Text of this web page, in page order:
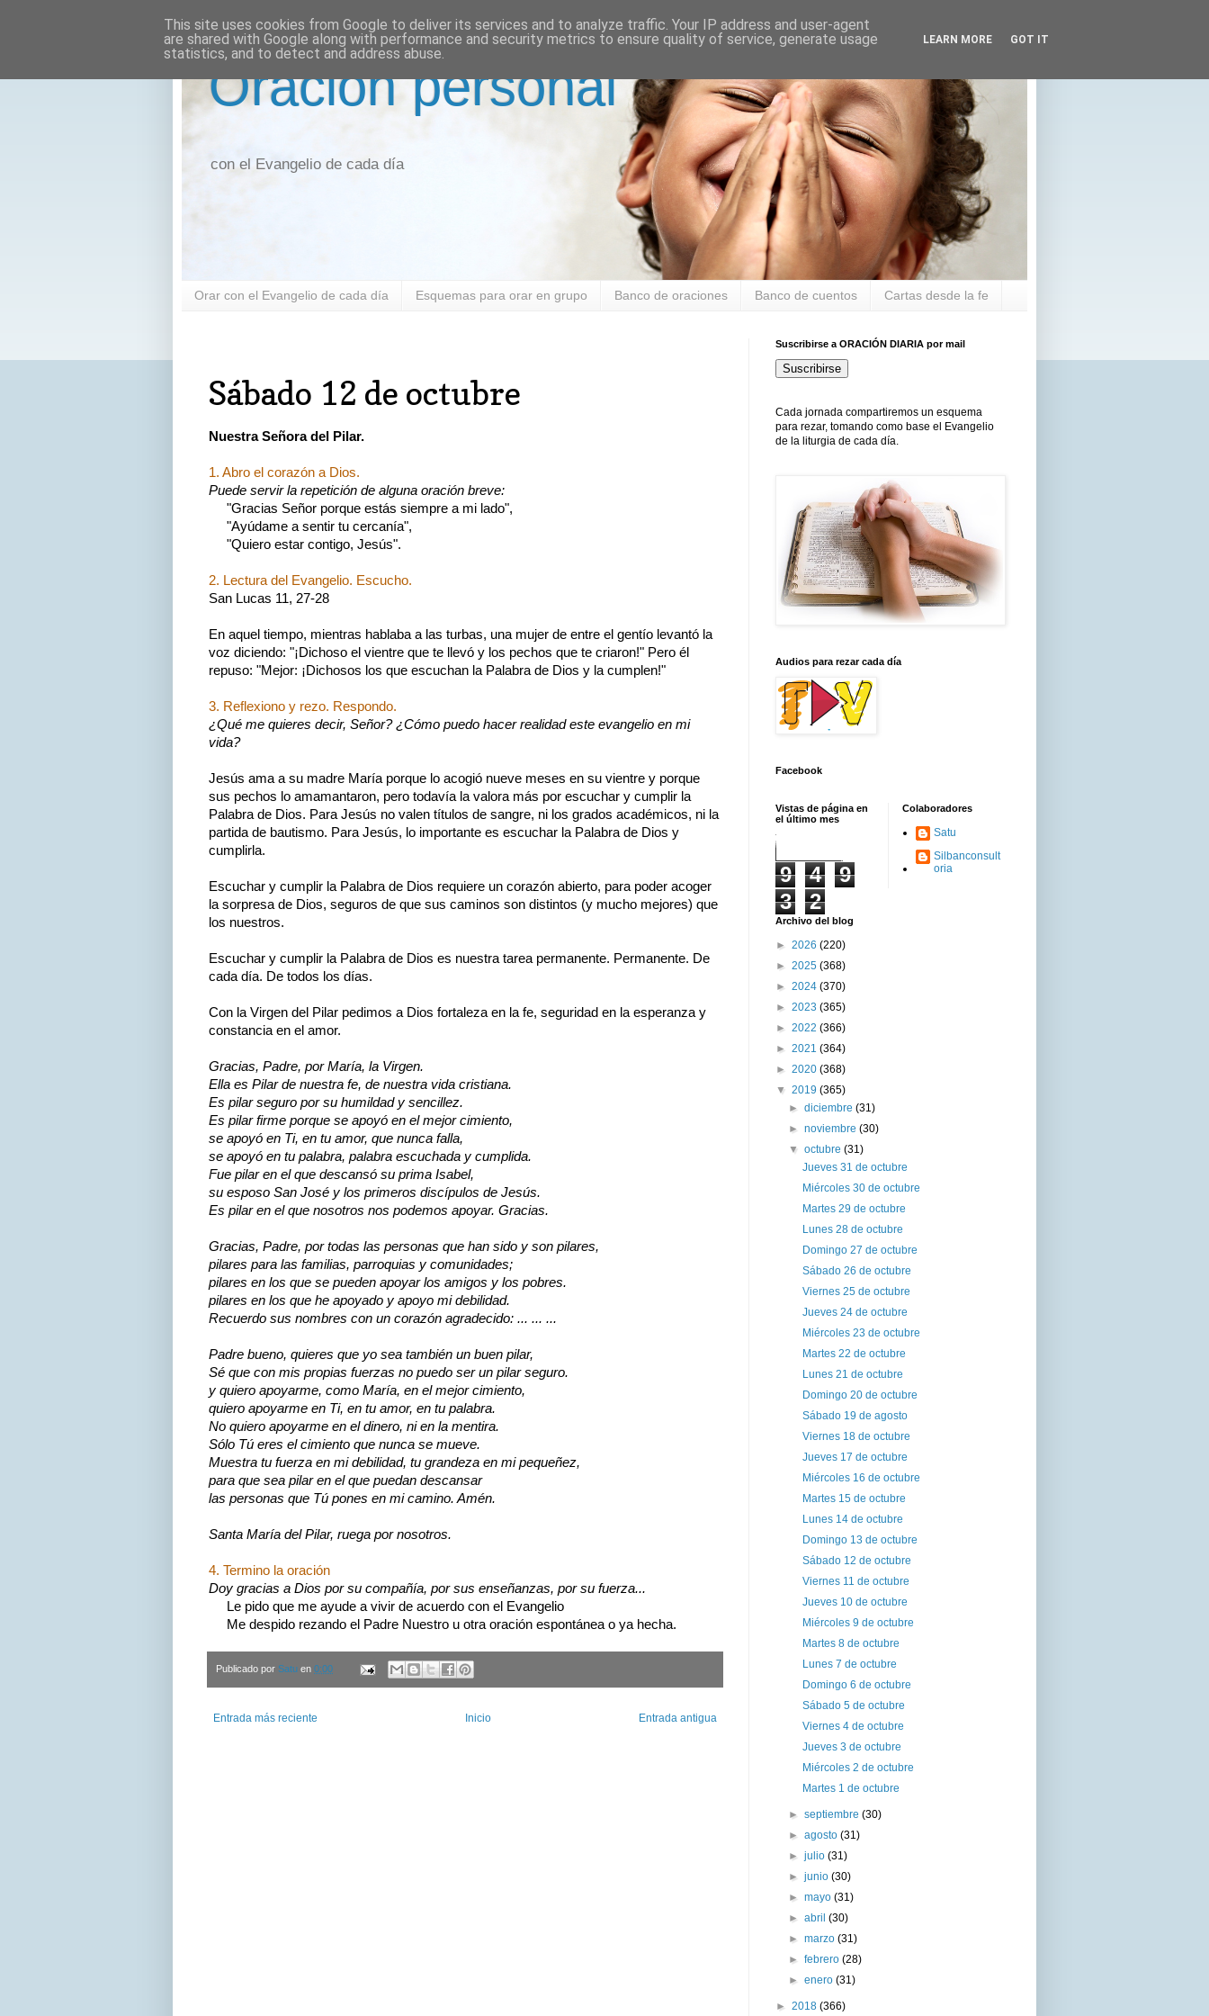
Oración personal
con el Evangelio de cada día
Orar con el Evangelio de cada día Esquemas para orar en grupo Banco de oraciones Banco de cuentos Cartas desde la fe
Sábado 12 de octubre
Nuestra Señora del Pilar.
1. Abro el corazón a Dios.
Puede servir la repetición de alguna oración breve:
"Gracias Señor porque estás siempre a mi lado",
"Ayúdame a sentir tu cercanía",
"Quiero estar contigo, Jesús".
2. Lectura del Evangelio. Escucho.
San Lucas 11, 27-28
En aquel tiempo, mientras hablaba a las turbas, una mujer de entre el gentío levantó la
voz diciendo: "¡Dichoso el vientre que te llevó y los pechos que te criaron!" Pero él
repuso: "Mejor: ¡Dichosos los que escuchan la Palabra de Dios y la cumplen!"
3. Reflexiono y rezo. Respondo.
¿Qué me quieres decir, Señor? ¿Cómo puedo hacer realidad este evangelio en mi
vida?
Jesús ama a su madre María porque lo acogió nueve meses en su vientre y porque
sus pechos lo amamantaron, pero todavía la valora más por escuchar y cumplir la
Palabra de Dios. Para Jesús no valen títulos de sangre, ni los grados académicos, ni la
partida de bautismo. Para Jesús, lo importante es escuchar la Palabra de Dios y
cumplirla.
Escuchar y cumplir la Palabra de Dios requiere un corazón abierto, para poder acoger
la sorpresa de Dios, seguros de que sus caminos son distintos (y mucho mejores) que
los nuestros.
Escuchar y cumplir la Palabra de Dios es nuestra tarea permanente. Permanente. De
cada día. De todos los días.
Con la Virgen del Pilar pedimos a Dios fortaleza en la fe, seguridad en la esperanza y
constancia en el amor.
Gracias, Padre, por María, la Virgen.
Ella es Pilar de nuestra fe, de nuestra vida cristiana.
Es pilar seguro por su humildad y sencillez.
Es pilar firme porque se apoyó en el mejor cimiento,
se apoyó en Ti, en tu amor, que nunca falla,
se apoyó en tu palabra, palabra escuchada y cumplida.
Fue pilar en el que descansó su prima Isabel,
su esposo San José y los primeros discípulos de Jesús.
Es pilar en el que nosotros nos podemos apoyar. Gracias.
Gracias, Padre, por todas las personas que han sido y son pilares,
pilares para las familias, parroquias y comunidades;
pilares en los que se pueden apoyar los amigos y los pobres.
pilares en los que he apoyado y apoyo mi debilidad.
Recuerdo sus nombres con un corazón agradecido: ... ... ...
Padre bueno, quieres que yo sea también un buen pilar,
Sé que con mis propias fuerzas no puedo ser un pilar seguro.
y quiero apoyarme, como María, en el mejor cimiento,
quiero apoyarme en Ti, en tu amor, en tu palabra.
No quiero apoyarme en el dinero, ni en la mentira.
Sólo Tú eres el cimiento que nunca se mueve.
Muestra tu fuerza en mi debilidad, tu grandeza en mi pequeñez,
para que sea pilar en el que puedan descansar
las personas que Tú pones en mi camino. Amén.
Santa María del Pilar, ruega por nosotros.
4. Termino la oración
Doy gracias a Dios por su compañía, por sus enseñanzas, por su fuerza...
Le pido que me ayude a vivir de acuerdo con el Evangelio
Me despido rezando el Padre Nuestro u otra oración espontánea o ya hecha.
Publicado por Satu en 0:00
Entrada más reciente Entrada antigua
Inicio
Suscribirse a ORACIÓN DIARIA por mail
Suscribirse
Cada jornada compartiremos un esquema
para rezar, tomando como base el Evangelio
de la liturgia de cada día.
Audios para rezar cada día
Facebook
Vistas de página en
el último mes
9 4
9
3
2
Colaboradores
Satu
Silbanconsult
oria
Archivo del blog
► 2026 (220)
► 2025 (368)
► 2024 (370)
► 2023 (365)
► 2022 (366)
► 2021 (364)
► 2020 (368)
▼ 2019 (365)
►diciembre(31)
►noviembre(30)
▼octubre(31)
Jueves 31 de octubre
Miércoles 30 de octubre
Martes 29 de octubre
Lunes 28 de octubre
Domingo 27 de octubre
Sábado 26 de octubre
Viernes 25 de octubre
Jueves 24 de octubre
Miércoles 23 de octubre
Martes 22 de octubre
Lunes 21 de octubre
Domingo 20 de octubre
Sábado 19 de agosto
Viernes 18 de octubre
Jueves 17 de octubre
Miércoles 16 de octubre
Martes 15 de octubre
Lunes 14 de octubre
Domingo 13 de octubre
Sábado 12 de octubre
Viernes 11 de octubre
Jueves 10 de octubre
Miércoles 9 de octubre
Martes 8 de octubre
Lunes 7 de octubre
Domingo 6 de octubre
Sábado 5 de octubre
Viernes 4 de octubre
Jueves 3 de octubre
Miércoles 2 de octubre
Martes 1 de octubre
►septiembre(30)
►agosto(31)
►julio(31)
►junio(30)
►mayo(31)
►abril(30)
►marzo(31)
►febrero(28)
►enero(31)
► 2018 (366)
This site uses cookies from Google to deliver its services and to analyze traffic. Your IP address and user-agent
are shared with Google along with performance and security metrics to ensure quality of service, generate usage
statistics, and to detect and address abuse.
LEARN MORE GOT IT